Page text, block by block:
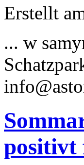
Erstellt
... w
positivt